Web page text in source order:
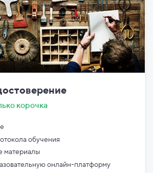
корочка
обучения
материалы
онлайн-платформу